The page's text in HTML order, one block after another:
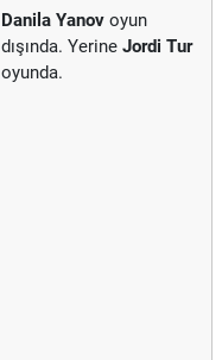
Danila Yanov oyun
dışında. Yerine Jordi Tur
oyunda.